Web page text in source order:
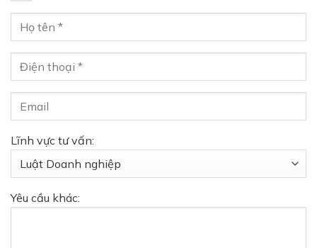
Lĩnh vực tư vấn:
Yêu cầu khác: